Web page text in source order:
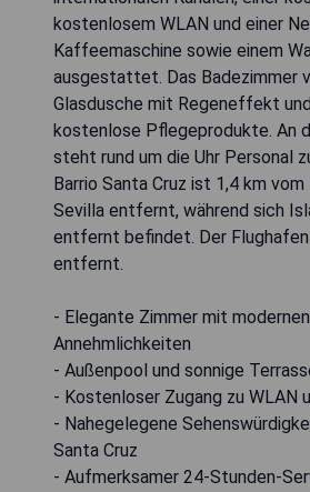
kostenlosem WLAN und einer
Kaffeemaschine sowie einem
ausgestattet. Das Badezimmer
Glasdusche mit Regeneffekt
kostenlose Pflegeprodukte. An
steht rund um die Uhr Personal
Barrio Santa Cruz ist 1,4 km
Sevilla entfernt, während sich
entfernt befindet. Der
entfernt.
- Elegante Zimmer mit modernen
Annehmlichkeiten
- Außenpool und sonnige
- Kostenloser Zugang zu WLAN
- Nahegelegene
Santa Cruz
- Aufmerksamer 24-Stunden-